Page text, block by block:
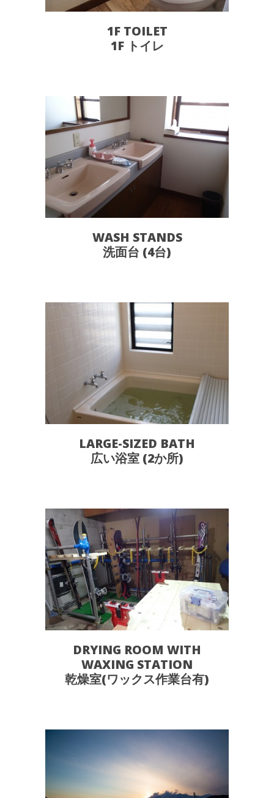
1F TOILET
1F トイレ
WASH STANDS
洗面台 (4台)
LARGE-SIZED BATH
広い浴室 (2か所)
DRYING ROOM WITH
WAXING STATION
乾燥室(ワックス作業台有)